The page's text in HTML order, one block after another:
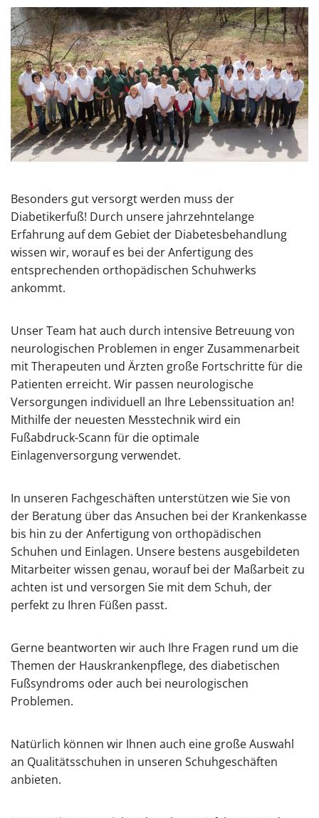
Besonders gut versorgt werden muss der
Diabetikerfuß! Durch unsere jahrzehntelange
Erfahrung auf dem Gebiet der Diabetesbehandlung
wissen wir, worauf es bei der Anfertigung des
entsprechenden orthopädischen Schuhwerks
ankommt.
Unser Team hat auch durch intensive Betreuung von
neurologischen Problemen in enger Zusammenarbeit
mit Therapeuten und Ärzten große Fortschritte für die
Patienten erreicht. Wir passen neurologische
Versorgungen individuell an Ihre Lebenssituation an!
Mithilfe der neuesten Messtechnik wird ein
Fußabdruck-Scann für die optimale
Einlagenversorgung verwendet.
In unseren Fachgeschäften unterstützen wie Sie von
der Beratung über das Ansuchen bei der Krankenkasse
bis hin zu der Anfertigung von orthopädischen
Schuhen und Einlagen. Unsere bestens ausgebildeten
Mitarbeiter wissen genau, worauf bei der Maßarbeit zu
achten ist und versorgen Sie mit dem Schuh, der
perfekt zu Ihren Füßen passt.
Gerne beantworten wir auch Ihre Fragen rund um die
Themen der Hauskrankenpflege, des diabetischen
Fußsyndroms oder auch bei neurologischen
Problemen.
Natürlich können wir Ihnen auch eine große Auswahl
an Qualitätsschuhen in unseren Schuhgeschäften
anbieten.